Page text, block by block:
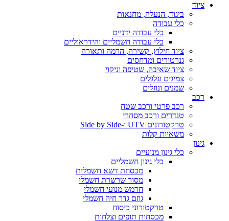
ציוד
ביגוד, הנעלה, מחנאות
כלי עבודה
כלי עבודה ידניים
כלי עבודה חשמליים והידראוליים
ציוד חילוץ, קשירה, הרמה ותאורה
גנרטורים ומדחסים
ציוד שאיבה, שטיפה וניקוי
צמיגים וגלגלים
שמנים ונוזלים
רכב
רכב פרטי ורכב שטח
טנדרים ורכב מסחרי
טרקטורונים UTV ו-Side by Side
משאיות קלות
גינון
כלי גינון מנועיים
כלי גינון חשמליים
מכסחת דשא חשמלית
מסור שרשרת חשמלי
חרמש מנועי חשמלי
גוזם גדר חיה חשמלי
טרקטורוני כיסוח
מכסחות תופים וצלחות